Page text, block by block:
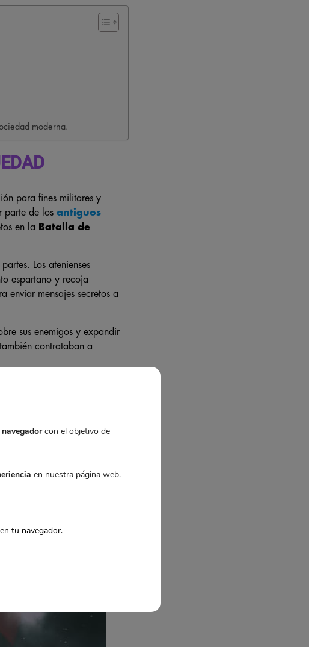
moderna.
para fines militares y
parte de los antiguos
en la
Batalla de
Los atenienses
espartano y recoja
enviar mensajes secretos a
sus enemigos y expandir
contrataban a
navegadorcon el objetivo de
en nuestra página web.
tu navegador.